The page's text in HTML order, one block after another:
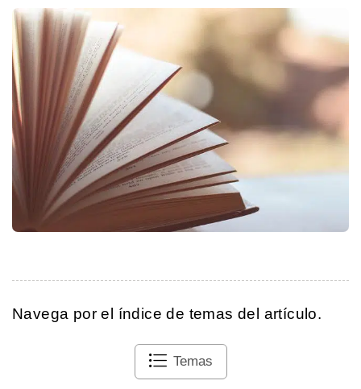
Navega por el índice de temas del artículo.
Temas